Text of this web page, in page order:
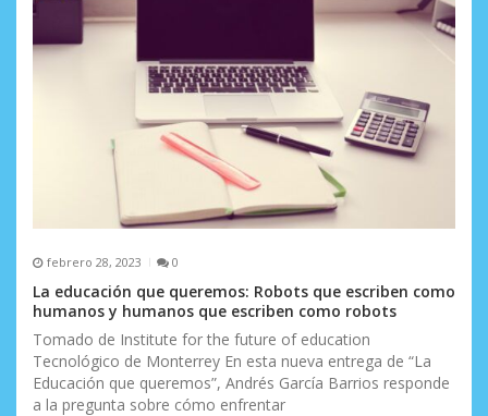
febrero 28, 2023 0
La educación que queremos: Robots que escriben como
humanos y humanos que escriben como robots
Tomado de Institute for the future of education
Tecnológico de Monterrey En esta nueva entrega de “La
Educación que queremos”, Andrés García Barrios responde
a la pregunta sobre cómo enfrentar